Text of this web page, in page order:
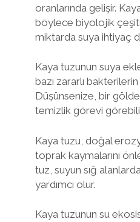
oranlarında gelişir.
böylece biyolojik
miktarda suya ihtiyaç
Kaya tuzunun suya
bazı zararlı
Düşünsenize, bir
temizlik görevi
Kaya tuzu, doğal
toprak kaymalarını
tuz, suyun sığ
yardımcı olur.
Kaya tuzunun su